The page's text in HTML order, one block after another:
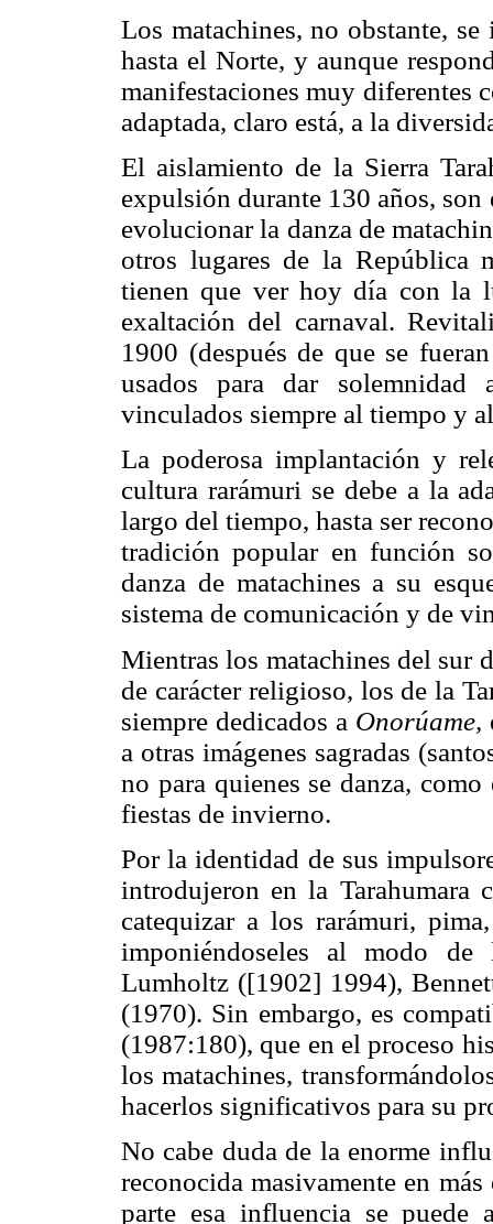
Los matachines, no obstante,
hasta el Norte, y aunque
manifestaciones muy diferentes
adaptada, claro está, a la
El aislamiento de la Sierra
expulsión durante 130 años,
evolucionar la danza de
otros lugares de la República
tienen que ver hoy día con la
exaltación del carnaval.
1900 (después de que se
usados para dar
vinculados siempre al tiempo y
La poderosa implantación y
cultura rarámuri se debe a la
largo del tiempo, hasta ser
tradición popular en función
danza de matachines a su
sistema de comunicación y de
Mientras los matachines del sur
de carácter religioso, los de la
siempre dedicados a Onorúame,
a otras imágenes sagradas
no para quienes se danza,
fiestas de invierno.
Por la identidad de sus
introdujeron en la Tarahumara
catequizar a los rarámuri,
imponiéndoseles al modo
Lumholtz ([1902] 1994),
(1970). Sin embargo, es
(1987:180), que en el proceso
los matachines,
hacerlos significativos para su
No cabe duda de la enorme
reconocida masivamente en
parte esa influencia se puede